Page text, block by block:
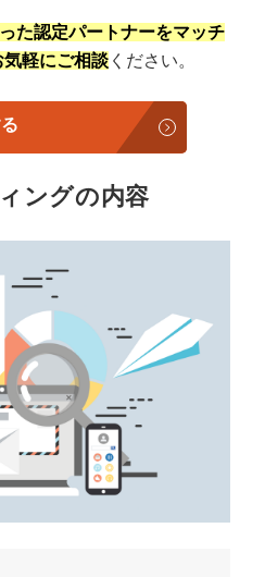
た認定パートナーをマッチ
軽にご相談 ください。
ングの内容